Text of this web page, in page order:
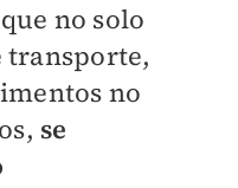
no solo
transporte,
no
se